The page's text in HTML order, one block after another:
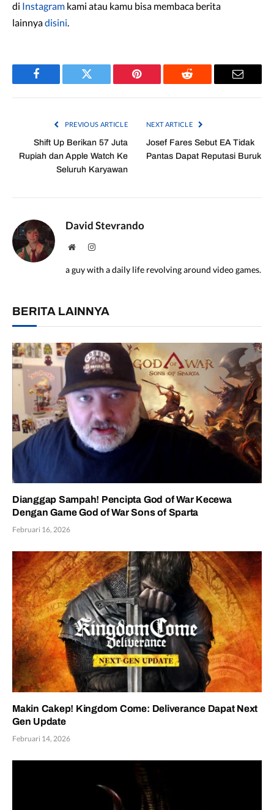
di Instagram kami atau kamu bisa membaca berita
lainnyadisini.
Facebook Twitter Pinterest Reddit Email
PREVIOUS ARTICLE
Shift Up Berikan 57 Juta
Rupiah dan Apple Watch Ke
Seluruh Karyawan
NEXT ARTICLE
Josef Fares Sebut EA Tidak
Pantas Dapat Reputasi Buruk
David Stevrando
WebsiteInstagram
a guy with a daily life revolving around video games.
BERITA LAINNYA
Dianggap Sampah! Pencipta God of War Kecewa
Dengan Game God of War Sons of Sparta
Februari 16, 2026
Makin Cakep! Kingdom Come: Deliverance Dapat Next
Gen Update
Februari 14, 2026